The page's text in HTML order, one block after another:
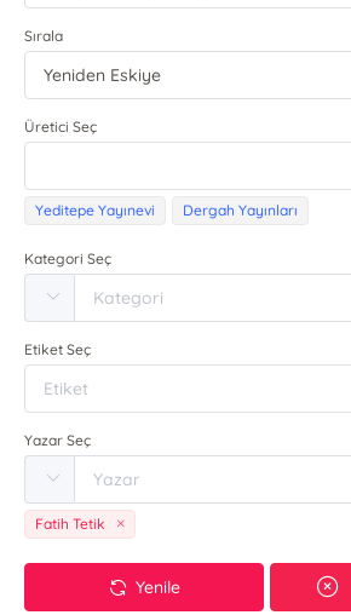
Sırala
Üretici Seç
Yeditepe Yayınevi Dergah Yayınları
Kategori Seç
Etiket Seç
Yazar Seç
Fatih Tetik
Yenile